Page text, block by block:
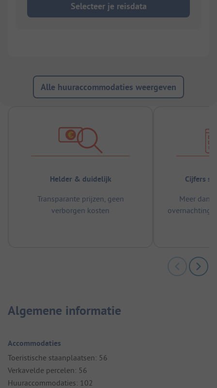
Selecteer je reisdata
Alle huuraccommodaties weergeven
Helder & duidelijk
Transparante prijzen, geen
verborgen kosten
Cijfers
Meer dan
Algemene informatie
Accommodaties
Toeristische staanplaatsen: 56
Verkavelde percelen: 56
Huuraccommodaties: 102